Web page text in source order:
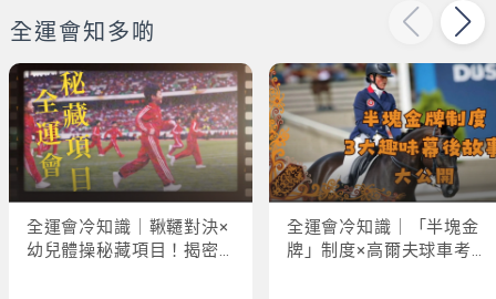
全運會知多啲
全運會冷知識｜鞦韆對決×
幼兒體操秘藏項目！揭密
全運會冷知識｜「半塊金
牌」制度×高爾夫球車考牌